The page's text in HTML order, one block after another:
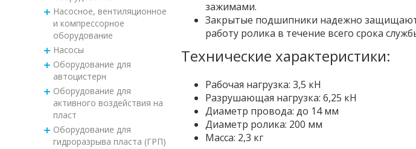
Насосное, вентиляционное
и компрессорное
оборудование
Насосы
Оборудование для
автоцистерн
Оборудование для
активного воздействия на
пласт
Оборудование для
гидроразрыва пласта (ГРП)
зажимами.
Закрытые подшипники надежно защищают
работу ролика в течение всего срока
Технические характеристики:
Рабочая нагрузка: 3,5 кН
Разрушающая нагрузка: 6,25 кН
Диаметр провода: до 14 мм
Диаметр ролика: 200 мм
Масса: 2,3 кг